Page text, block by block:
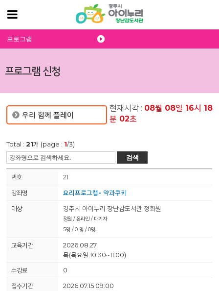
프로그램 신청
프로그램
우리 함께 플레이
현재시각 : 08월 08일 16시 18
분 02초
Total :21개 (page : 1/3)
검색
21
요리프로그램- 약과쿠키
경주시 아이누리 장난감도서관 정회원
정원 / 온라인 / 대기자
5명 / 0 명 / 0명
2026.08.27
목(목요일 10:30~11:00)
0
2026.07.15 09:00